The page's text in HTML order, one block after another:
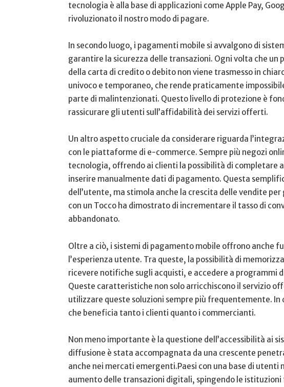
tecnologia è alla base di applicazioni come Apple Pay,
rivoluzionato il nostro modo di pagare.
In ‍secondo luogo, i pagamenti mobile si avvalgono⁢ di
garantire la sicurezza delle transazioni. Ogni volta che
della‍ carta di credito o debito non viene trasmesso in
univoco e temporaneo, che rende praticamente
parte di malintenzionati. Questo livello di protezione è
rassicurare gli utenti sull’affidabilità dei servizi offerti.
Un altro aspetto cruciale da ‌considerare riguarda
con ‍le ⁣piattaforme di e-commerce. Sempre più negozi
tecnologia, offrendo ⁣ai clienti‌ la ‌possibilità⁣ di completare
inserire manualmente⁢ dati di pagamento. Questa
dell’utente, ma stimola anche la crescita delle vendite
con un Tocco ha dimostrato di incrementare il tasso ‌di
abbandonato.
Oltre a ciò, i sistemi di pagamento mobile ‍offrono anche
l’esperienza utente. Tra queste, la ⁢possibilità di
ricevere notifiche ‍sugli acquisti, ⁤e accedere a programmi
Queste caratteristiche non solo arricchiscono il⁢ servizio
utilizzare ⁢queste soluzioni sempre ‌più frequentemente.‍ In
che beneficia tanto i clienti⁤ quanto i ⁤commercianti.
Non meno importante è la​ questione⁤ dell’accessibilità ai
diffusione è stata accompagnata da⁣ una ⁤crescente
⁢anche⁣ nei mercati emergenti.Paesi con una base di utenti
aumento delle transazioni digitali, spingendo le